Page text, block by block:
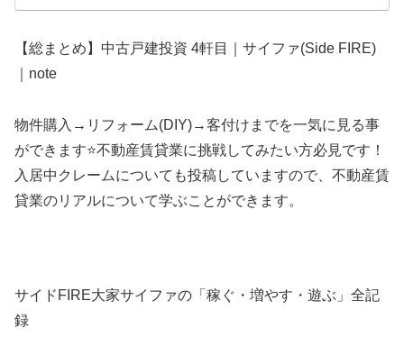
【総まとめ】中古戸建投資 4軒目｜サイファ(Side FIRE)
｜note
物件購入→リフォーム(DIY)→客付けまでを一気に見る事
ができます⭐不動産賃貸業に挑戦してみたい方必見です！
入居中クレームについても投稿していますので、不動産賃
貸業のリアルについて学ぶことができます。
サイドFIRE大家サイファの「稼ぐ・増やす・遊ぶ」全記
録